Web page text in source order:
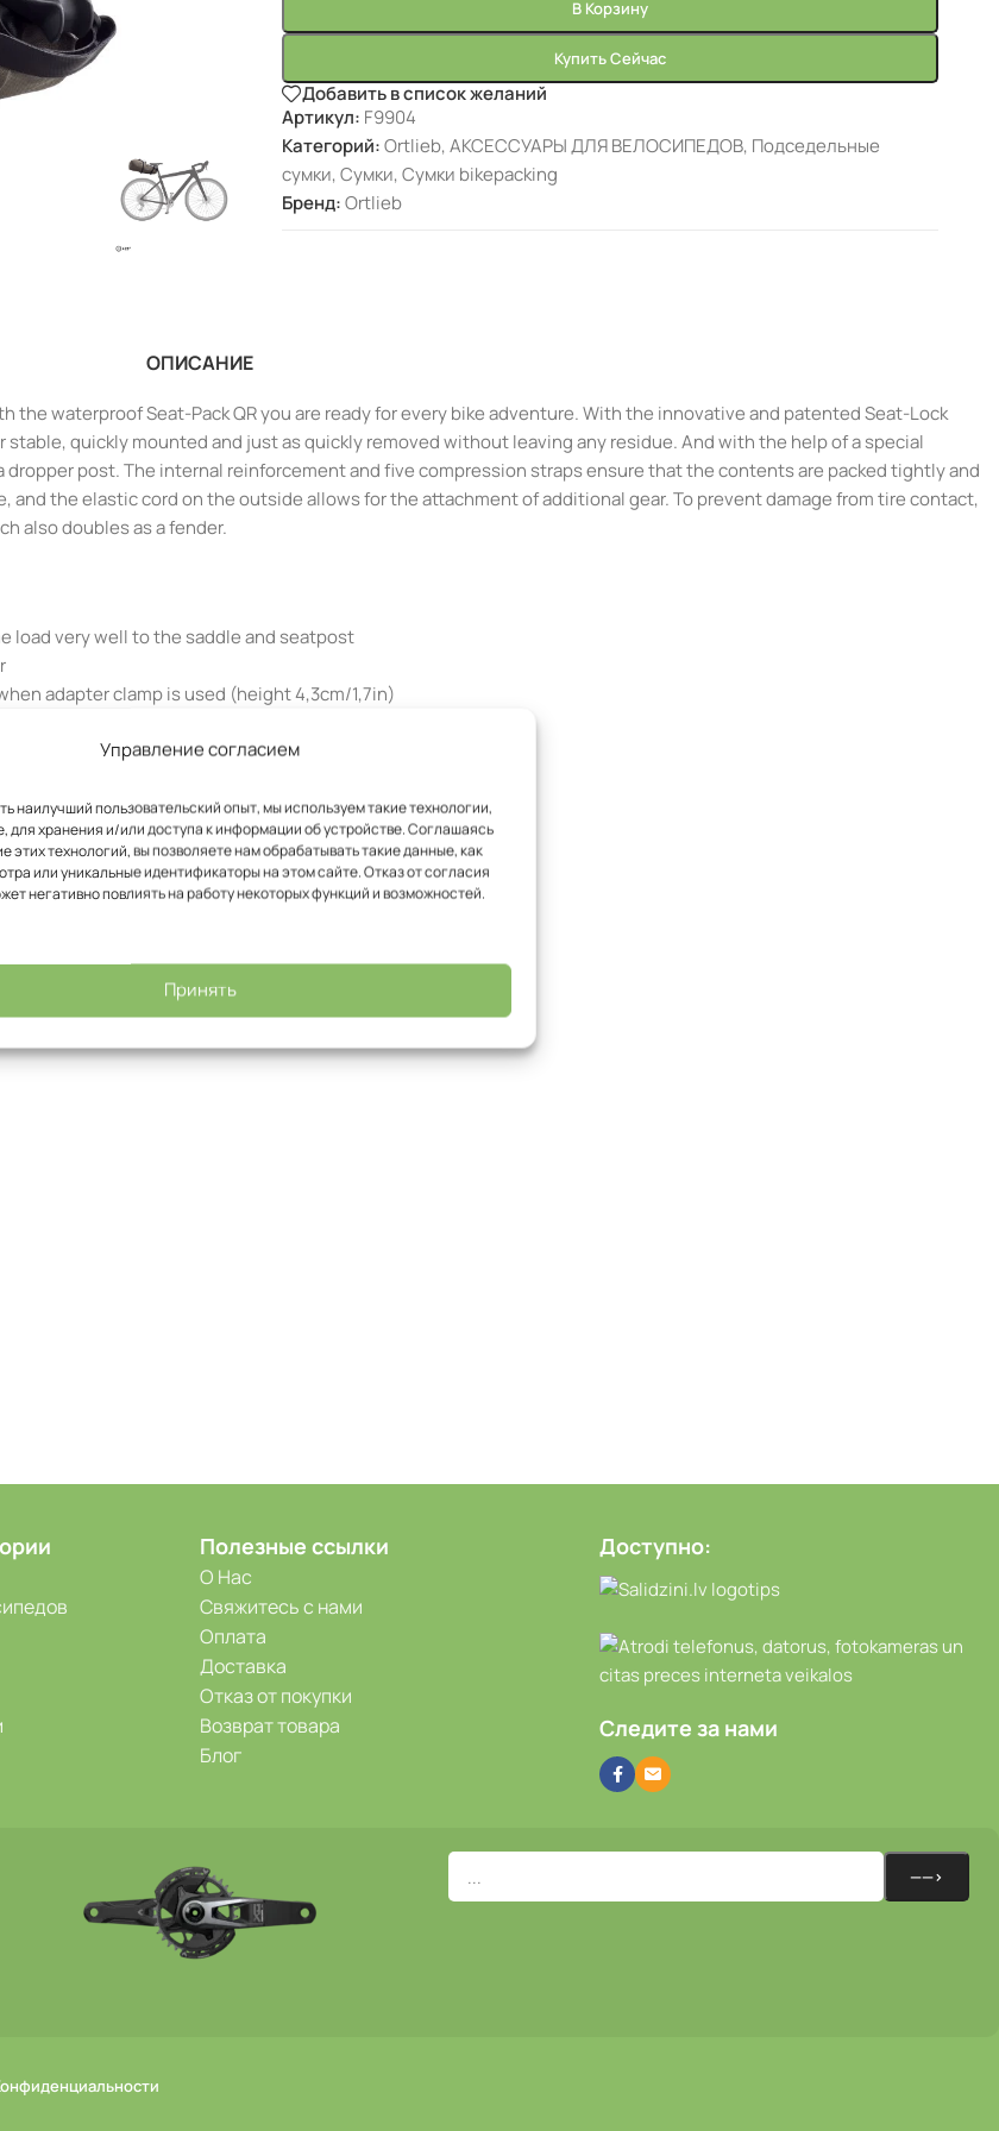
Управление согласием
наилучший пользовательский опыт, мы используем такие технологии,
для хранения и/или доступа к информации об устройстве. Соглашаясь
этих технологий, вы позволяете нам обрабатывать такие данные, как
или уникальные идентификаторы на этом сайте. Отказ от согласия
негативно повлиять на работу некоторых функций и возможностей.
Принять
В Корзину
Купить Сейчас
Добавить в список желаний
Артикул: F9904
Категорий: Ortlieb, АКСЕССУАРЫ ДЛЯ ВЕЛОСИПЕДОВ, Подседельные
сумки, Сумки, Сумки bikepacking
Бренд:Ortlieb
ОПИСАНИЕ
waterproof Seat-Pack QR you are ready for every bike adventure. With the innovative and patented Seat-Lock
quickly mounted and just as quickly removed without leaving any residue. And with the help of a special
post. The internal reinforcement and five compression straps ensure that the contents are packed tightly and
and the elastic cord on the outside allows for the attachment of additional gear. To prevent damage from tire contact,
also doubles as a fender.
load very well to the saddle and seatpost
adapter clamp is used (height 4,3cm/1,7in)
around the seatpost
Полезные ссылки
О Нас
Свяжитесь с нами
Оплата
Доставка
Отказ от покупки
Возврат товара
Блог
Доступно:
Следите за нами